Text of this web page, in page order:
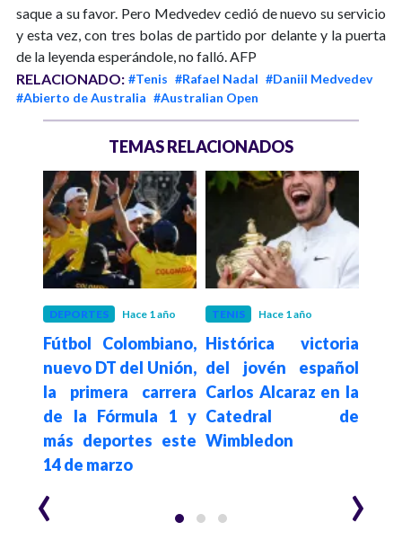
saque a su favor. Pero Medvedev cedió de nuevo su servicio
y esta vez, con tres bolas de partido por delante y la puerta
de la leyenda esperándole, no falló. AFP
RELACIONADO: #Tenis #Rafael Nadal #Daniil Medvedev
#Abierto de Australia #Australian Open
TEMAS RELACIONADOS
DEPORTES Hace 1 año
Fútbol Colombiano,
nuevo DT del Unión,
la primera carrera
de la Fórmula 1 y
más deportes este
14 de marzo
TENIS Hace 1 año
Histórica victoria
del jovén español
Carlos Alcaraz en la
Catedral de
Wimbledon
‹ ›